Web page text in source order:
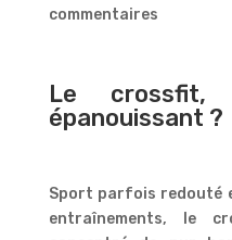
commentaires
Le
épanouissant ?
Sport parfois redouté
entraînements, le